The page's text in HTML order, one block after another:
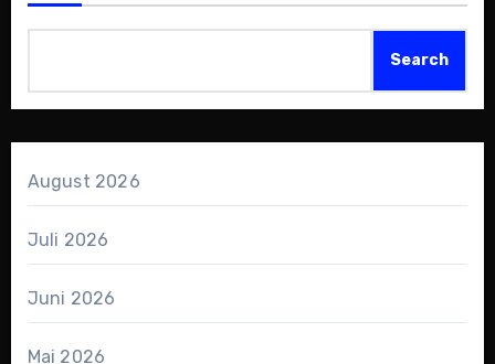
Search
August 2026
Juli 2026
Juni 2026
Mai 2026